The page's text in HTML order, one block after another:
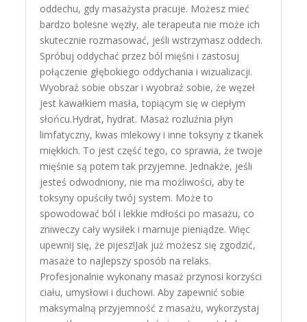
oddechu, gdy masażysta pracuje. Możesz mieć
bardzo bolesne węzły, ale terapeuta nie może ich
skutecznie rozmasować, jeśli wstrzymasz oddech.
Spróbuj oddychać przez ból mięśni i zastosuj
połączenie głębokiego oddychania i wizualizacji.
Wyobraź sobie obszar i wyobraź sobie, że węzeł
jest kawałkiem masła, topiącym się w ciepłym
słońcu.Hydrat, hydrat. Masaż rozluźnia płyn
limfatyczny, kwas mlekowy i inne toksyny z tkanek
miękkich. To jest część tego, co sprawia, że ​​twoje
mięśnie są potem tak przyjemne. Jednakże, jeśli
jesteś odwodniony, nie ma możliwości, aby te
toksyny opuściły twój system. Może to
spowodować ból i lekkie mdłości po masażu, co
zniweczy cały wysiłek i marnuje pieniądze. Więc
upewnij się, że pijesz!Jak już możesz się zgodzić,
masaże to najlepszy sposób na relaks.
Profesjonalnie wykonany masaż przynosi korzyści
ciału, umysłowi i duchowi. Aby zapewnić sobie
maksymalną przyjemność z masażu, wykorzystaj